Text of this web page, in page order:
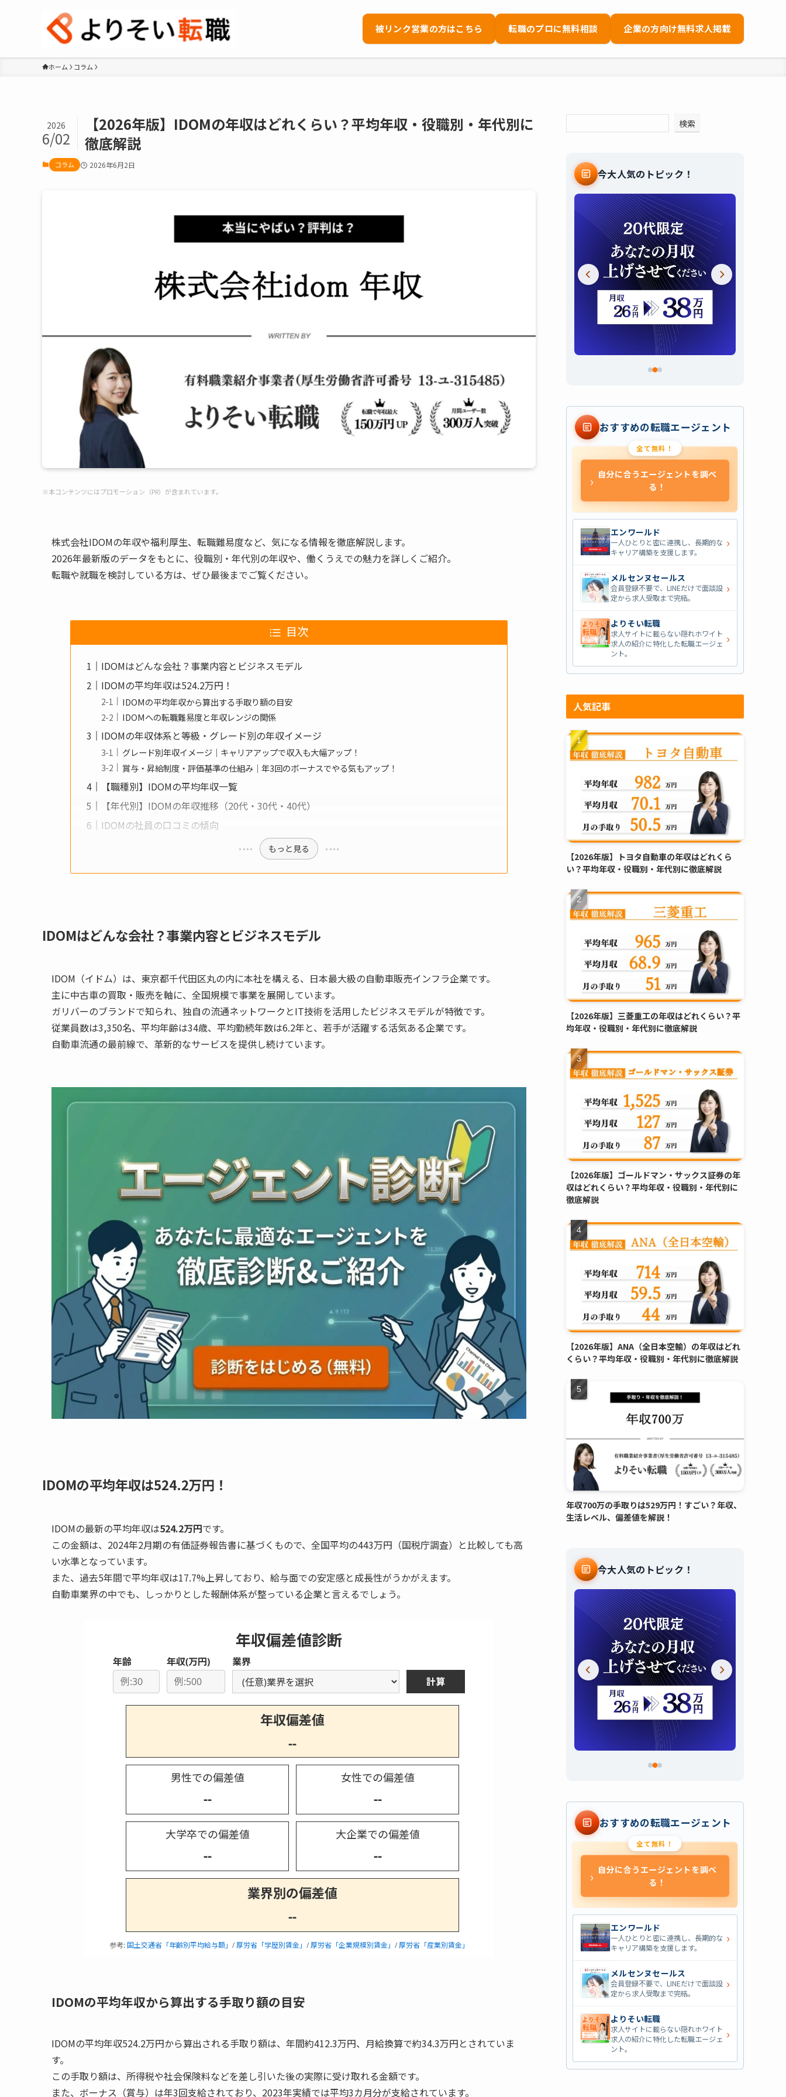
被リンク営業の方はこちら 転職のプロに無料相談 企業の方向け無料求人掲載
ホーム コラム
【2026年版】IDOMの年収はどれくらい？平均年収・役職別・年代別に
徹底解説
2026
6/02
コラム 2026年6月2日
※本コンテンツにはプロモーション（PR）が含まれています。
株式会社IDOMの年収や福利厚生、転職難易度など、気になる情報を徹底解説します。
2026年最新版のデータをもとに、役職別・年代別の年収や、働くうえでの魅力を詳しくご紹介。
転職や就職を検討している方は、ぜひ最後までご覧ください。
目次
IDOMはどんな会社？事業内容とビジネスモデル
IDOMの平均年収は524.2万円！
IDOMの平均年収から算出する手取り額の目安
IDOMへの転職難易度と年収レンジの関係
IDOMの年収体系と等級・グレード別の年収イメージ
グレード別年収イメージ｜キャリアアップで収入も大幅アップ！
賞与・昇給制度・評価基準の仕組み｜年3回のボーナスでやる気もアップ！
【職種別】IDOMの平均年収一覧
【年代別】IDOMの年収推移（20代・30代・40代）
IDOMの社員の口コミの傾向
もっと見る
IDOMはどんな会社？事業内容とビジネスモデル
IDOM（イドム）は、東京都千代田区丸の内に本社を構える、日本最大級の自動車販売インフラ企業です。
主に中古車の買取・販売を軸に、全国規模で事業を展開しています。
ガリバーのブランドで知られ、独自の流通ネットワークとIT技術を活用したビジネスモデルが特徴です。
従業員数は3,350名、平均年齢は34歳、平均勤続年数は6.2年と、若手が活躍する活気ある企業です。
自動車流通の最前線で、革新的なサービスを提供し続けています。
IDOMの平均年収は524.2万円！
IDOMの最新の平均年収は524.2万円です。
この金額は、2024年2月期の有価証券報告書に基づくもので、全国平均の443万円（国税庁調査）と比較しても高
い水準となっています。
また、過去5年間で平均年収は17.7%上昇しており、給与面での安定感と成長性がうかがえます。
自動車業界の中でも、しっかりとした報酬体系が整っている企業と言えるでしょう。
年収偏差値診断
年齢 年収(万円)
業界
計算
年収偏差値
--
男性での偏差値
--
女性での偏差値
--
大学卒での偏差値
--
大企業での偏差値
--
業界別の偏差値
--
参考:国土交通省「年齢別平均給与額」 /厚労省「学歴別賃金」 /厚労省「企業規模別賃金」 /厚労省「産業別賃金」
IDOMの平均年収から算出する手取り額の目安
IDOMの平均年収524.2万円から算出される手取り額は、年間約412.3万円、月給換算で約34.3万円とされていま
す。
この手取り額は、所得税や社会保険料などを差し引いた後の実際に受け取れる金額です。
また、ボーナス（賞与）は年3回支給されており、2023年実績では平均3カ月分が支給されています。
検索
今大人気のトピック！
おすすめの転職エージェント
全て無料！
› 自分に合うエージェントを調べ
る！
エンワールド
一人ひとりと密に連携し、長期的な
キャリア構築を支援します。
›
メルセンヌセールス
会員登録不要で、LINEだけで面談設
定から求人受取まで完結。
›
よりそい転職
求人サイトに載らない隠れホワイト
求人の紹介に特化した転職エージェ
ント。
›
人気記事
【2026年版】トヨタ自動車の年収はどれくら
い？平均年収・役職別・年代別に徹底解説
【2026年版】三菱重工の年収はどれくらい？平
均年収・役職別・年代別に徹底解説
【2026年版】ゴールドマン・サックス証券の年
収はどれくらい？平均年収・役職別・年代別に
徹底解説
【2026年版】ANA（全日本空輸）の年収はどれ
くらい？平均年収・役職別・年代別に徹底解説
年収700万の手取りは529万円！すごい？年収、
生活レベル、偏差値を解説！
今大人気のトピック！
おすすめの転職エージェント
全て無料！
› 自分に合うエージェントを調べ
る！
エンワールド
一人ひとりと密に連携し、長期的な
キャリア構築を支援します。
›
メルセンヌセールス
会員登録不要で、LINEだけで面談設
定から求人受取まで完結。
›
よりそい転職
求人サイトに載らない隠れホワイト
求人の紹介に特化した転職エージェ
ント。
›